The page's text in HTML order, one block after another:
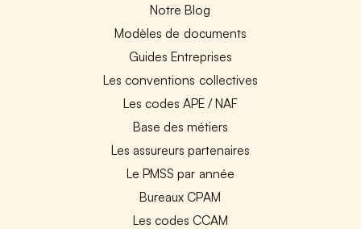
Notre Blog
Modèles de documents
Guides Entreprises
Les conventions collectives
Les codes APE / NAF
Base des métiers
Les assureurs partenaires
Le PMSS par année
Bureaux CPAM
Les codes CCAM